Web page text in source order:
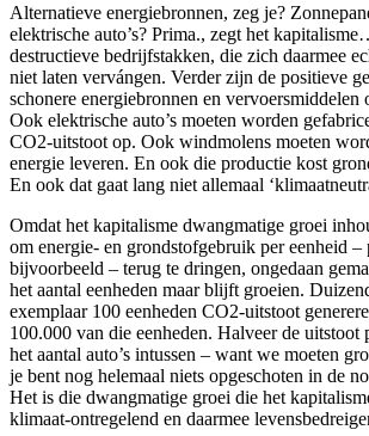
Alternatieve energiebronnen, zeg je?
elektrische auto’s? Prima., zegt het
destructieve bedrijfstakken, die zich daarmee
niet laten vervángen. Verder zijn de positieve
schonere energiebronnen en vervoersmiddelen
Ook elektrische auto’s moeten worden
CO2-uitstoot op. Ook windmolens moeten
energie leveren. En ook die productie kost
En ook dat gaat lang niet allemaal
Omdat het kapitalisme dwangmatige groei
om energie- en grondstofgebruik per eenheid –
bijvoorbeeld – terug te dringen, ongedaan
het aantal eenheden maar blijft groeien.
exemplaar 100 eenheden CO2-uitstoot
100.000 van die eenheden. Halveer de uitstoot
het aantal auto’s intussen – want we moeten
je bent nog helemaal niets opgeschoten in de
Het is die dwangmatige groei die het
klimaat-ontregelend en daarmee